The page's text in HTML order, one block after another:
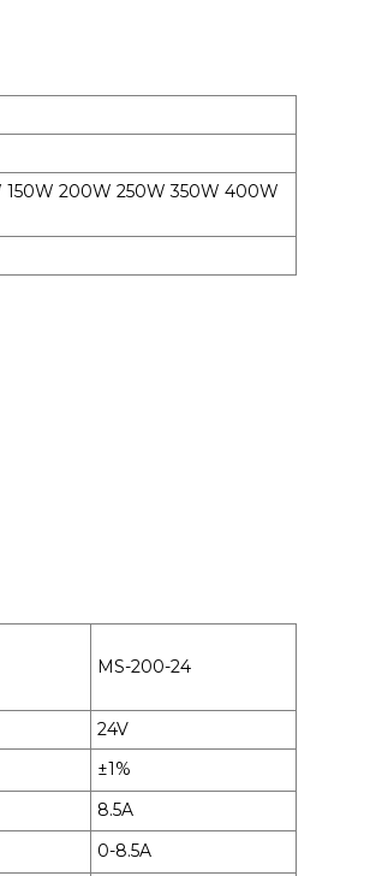
150W 200W 250W 350W 400W
MS-200-24
24V
±1%
8.5A
0-8.5A